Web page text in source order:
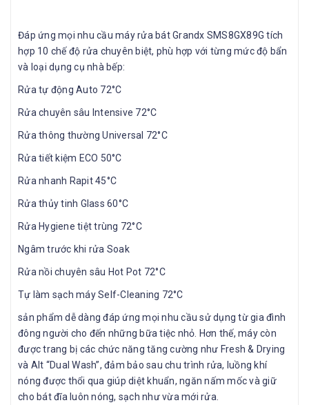
Đáp ứng mọi nhu cầu máy rửa bát Grandx SMS8GX89G tích
hợp 10 chế độ rửa chuyên biệt, phù hợp với từng mức độ bẩn
và loại dụng cụ nhà bếp:
Rửa tự động Auto 72°C
Rửa chuyên sâu Intensive 72°C
Rửa thông thường Universal 72°C
Rửa tiết kiệm ECO 50°C
Rửa nhanh Rapit 45°C
Rửa thủy tinh Glass 60°C
Rửa Hygiene tiệt trùng 72°C
Ngâm trước khi rửa Soak
Rửa nồi chuyên sâu Hot Pot 72°C
Tự làm sạch máy Self-Cleaning 72°C
sản phẩm dễ dàng đáp ứng mọi nhu cầu sử dụng từ gia đình
đông người cho đến những bữa tiệc nhỏ. Hơn thế, máy còn
được trang bị các chức năng tăng cường như Fresh & Drying
và Alt “Dual Wash”, đảm bảo sau chu trình rửa, luồng khí
nóng được thổi qua giúp diệt khuẩn, ngăn nấm mốc và giữ
cho bát đĩa luôn nóng, sạch như vừa mới rửa.